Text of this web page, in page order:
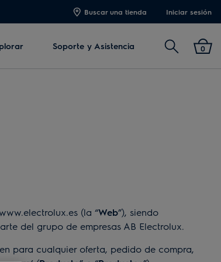
Buscar una tienda Iniciar sesión
Soporte y Asistencia Buscar 0
(la “Web”), siendo
del grupo de empresas AB Electrolux.
para cualquier oferta, pedido de compra,